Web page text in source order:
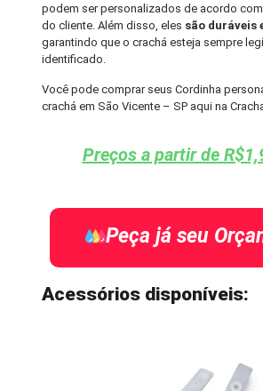
podem ser personalizados de acordo
do cliente. Além disso, eles são duráveis
garantindo que o crachá esteja sempre
identificado.
Você pode comprar seus Cordinha
crachá em São Vicente – SP aqui na
Preços a partir de
Peça já seu
Acessórios disponíveis: